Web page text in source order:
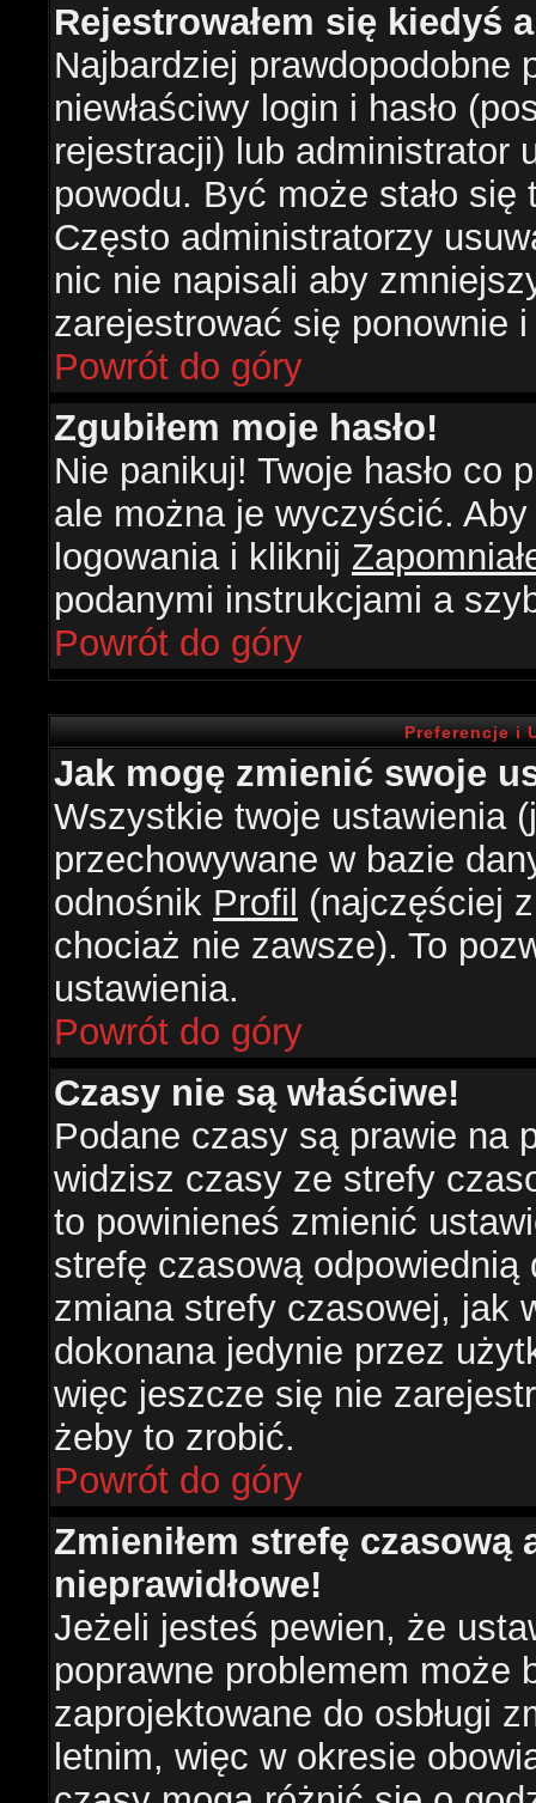
Rejestrowałem się kiedyś
Najbardziej prawdopodobne
niewłaściwy login i hasło
rejestracji) lub administrator
powodu. Być może stało
Często administratorzy
nic nie napisali aby
zarejestrować się ponownie
Powrót do góry
Zgubiłem moje hasło!
Nie panikuj! Twoje hasło co
ale można je wyczyścić.
logowania i kliknij
podanymi instrukcjami a
Powrót do góry
Preferencje i
Jak mogę zmienić swoje
Wszystkie twoje ustawienia
przechowywane w bazie
odnośnik Profil (najczęściej
chociaż nie zawsze). To
ustawienia.
Powrót do góry
Czasy nie są właściwe!
Podane czasy są prawie na
widzisz czasy ze strefy
to powinieneś zmienić
strefę czasową
zmiana strefy czasowej, jak
dokonana jedynie przez
więc jeszcze się nie
żeby to zrobić.
Powrót do góry
Zmieniłem strefę czasową
nieprawidłowe!
Jeżeli jesteś pewien, że
poprawne problemem może
zaprojektowane do osbługi
letnim, więc w okresie